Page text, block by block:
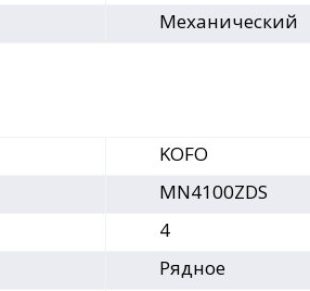
Механический
KOFO
MN4100ZDS
4
Рядное